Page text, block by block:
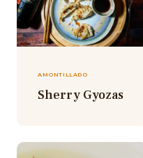
AMONTILLADO
Sherry Gyozas